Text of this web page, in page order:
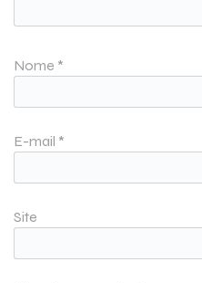
Nome *
E-mail *
Site